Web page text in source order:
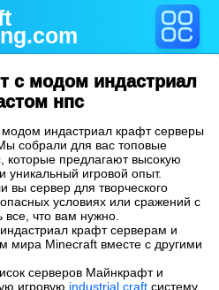
.com
с модом индастриал
нпс
индастриал крафт серверы
собрали для вас топовые
предлагают высокую
уникальный игровой опыт.
вы сервер для творческого
условиях или сражений с
все, что вам нужно.
крафт серверам и
мира Minecraft вместе с другими
серверов Майнкрафт и
игровую industrial craft систему.